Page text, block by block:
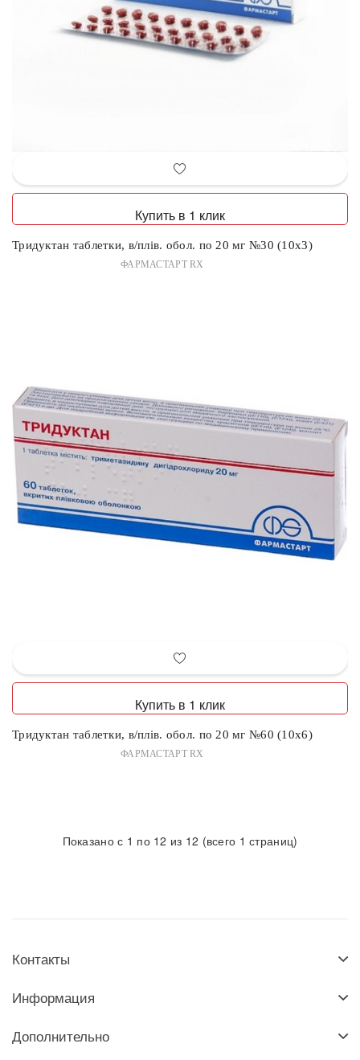
Купить в 1 клик
Тридуктан таблетки, в/плів. обол. по 20 мг №30 (10х3)
ФАРМАСТАРТ RX
Купить в 1 клик
Тридуктан таблетки, в/плів. обол. по 20 мг №60 (10х6)
ФАРМАСТАРТ RX
Показано с 1 по 12 из 12 (всего 1 страниц)
Контакты
Информация
Дополнительно